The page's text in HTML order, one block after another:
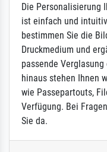
Die Personalisierung
ist einfach und
bestimmen Sie die
Druckmedium und
passende
hinaus stehen Ihnen
wie Passepartouts,
Verfügung. Bei
Sie da.